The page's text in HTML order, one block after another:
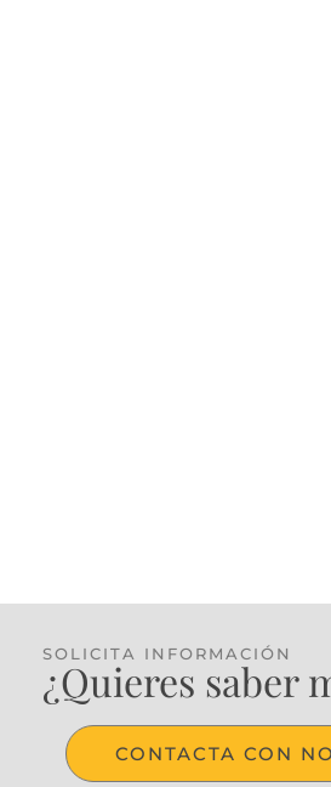
SOLICITA INFORMACIÓN
¿Quieres saber
CONTACTA CON